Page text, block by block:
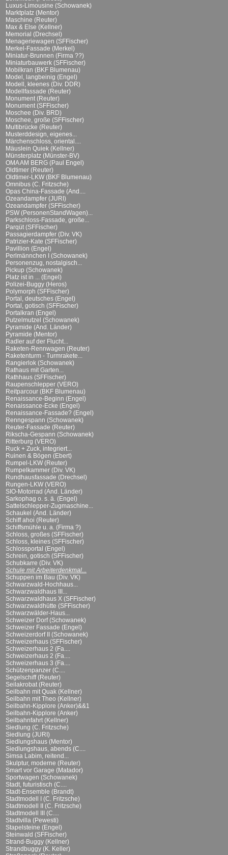
Luxus-Limousine (Schowanek)
Marktplatz (Mentor)
Maschine (Reuter)
Max & Else (Kellner)
Memorial (Drechsel)
Menageriewagen (SFFischer)
Merkel-Fassade (Merkel)
Miniatur-Brunnen (Firma ??)
Miniaturbauwerk (SFFischer)
Mobilkran (BKF Blumenau)
Model, langbeinig (Engel)
Modell, kleenes (Div. DDR)
Modellfassade (Reuter)
Monument (Reuter)
Monument (SFFischer)
Moschee (Div. BRD)
Moschee, große (SFFischer)
Multibrücke (Reuter)
Musterddesign, eigenes...
Märchenschloss, oriental....
Mäuslein Quiek (Kellner)
Münsterplatz (Münster-BV)
OMA AM BERG (Paul Engel)
Oldtimer (Reuter)
Oldtimer-LKW (BKF Blumenau)
Omnibus (C. Fritzsche)
Opas China-Fassade (And....
Ozeandampfer (JURI)
Ozeandampfer (SFFischer)
PSW (PersonenStandWagen)...
Parkschloss-Fassade, große...
Parqüt (SFFischer)
Passagierdampfer (Div. VK)
Patrizier-Kate (SFFischer)
Pavillion (Engel)
Perlmännchen I (Schowanek)
Personenzug, nostalgisch...
Pickup (Schowanek)
Platz ist in ... (Engel)
Polizei-Buggy (Heros)
Polymorph (SFFischer)
Portal, deutsches (Engel)
Portal, gotisch (SFFischer)
Portalkran (Engel)
Putzelmutzel (Schowanek)
Pyramide (And. Länder)
Pyramide (Mentor)
Radler auf der Flucht...
Raketen-Rennwagen (Reuter)
Raketenturm - Turmrakete...
Rangierlok (Schowanek)
Rathaus mit Garten...
Rathhaus (SFFischer)
Raupenschlepper (VERO)
Reitparcour (BKF Blumenau)
Renaissance-Beginn (Engel)
Renaissance-Ecke (Engel)
Renaissance-Fassade? (Engel)
Renngespann (Schowanek)
Reuter-Fassade (Reuter)
Rikscha-Gespann (Schowanek)
Ritterburg (VERO)
Ruck + Zuck, integriert...
Ruinen & Bögen (Ebert)
Rumpel-LKW (Reuter)
Rumpelkammer (Div. VK)
Rundhausfassade (Drechsel)
Rungen-LKW (VERO)
SIO-Motorrad (And. Länder)
Sarkophag o. s. ä. (Engel)
Sattelschlepper-Zugmaschine...
Schaukel (And. Länder)
Schiff ahoi (Reuter)
Schiffsmühle u. a. (Firma ?)
Schloss, großes (SFFischer)
Schloss, kleines (SFFischer)
Schlossportal (Engel)
Schrein, gotisch (SFFischer)
Schubkarre (Div. VK)
Schule mit Arbeiterdenkmal...
Schuppen im Bau (Div. VK)
Schwarzwald-Hochhaus...
Schwarzwaldhaus III...
Schwarzwaldhaus X (SFFischer)
Schwarzwaldhütte (SFFischer)
Schwarzwälder-Haus...
Schweizer Dorf (Schowanek)
Schweizer Fassade (Engel)
Schweizerdorf II (Schowanek)
Schweizerhaus (SFFischer)
Schweizerhaus 2 (Fa....
Schweizerhaus 2 (Fa....
Schweizerhaus 3 (Fa....
Schützenpanzer (C....
Segelschiff (Reuter)
Seilakrobat (Reuter)
Seilbahn mit Quak (Kellner)
Seilbahn mit Theo (Kellner)
Seilbahn-Kipplore (Anker)&&1
Seilbahn-Kipplore (Anker)
Seilbahnfahrt (Kellner)
Siedlung (C. Fritzsche)
Siedlung (JURI)
Siedlungshaus (Mentor)
Siedlungshaus, abends (C....
Simsa Labim, reitend...
Skulptur, moderne (Reuter)
Smart vor Garage (Matador)
Sportwagen (Schowanek)
Stadt, futuristisch (C....
Stadt-Ensemble (Brandt)
Stadtmodell I (C. Fritzsche)
Stadtmodell II (C. Fritzsche)
Stadtmodell III (C....
Stadtvilla (Pewesti)
Stapelsteine (Engel)
Steinwald (SFFischer)
Strand-Buggy (Kellner)
Strandbuggy (K. Keller)